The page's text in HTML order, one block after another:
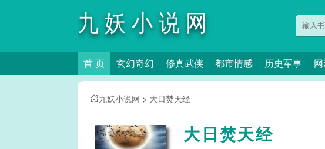
九妖小说网
首 页 玄幻奇幻 修真武侠 都市情感 历史军事
九妖小说网 > 大日焚天经
大日焚天经